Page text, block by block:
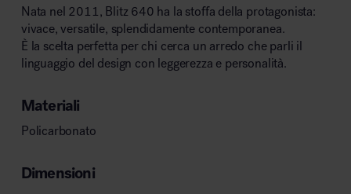
Nata nel 2011, Blitz 640 ha la stoffa della protagonista:
vivace, versatile, splendidamente contemporanea.
È la scelta perfetta per chi cerca un arredo che parli il
linguaggio del design con leggerezza e personalità.
Materiali
Policarbonato
Dimensioni